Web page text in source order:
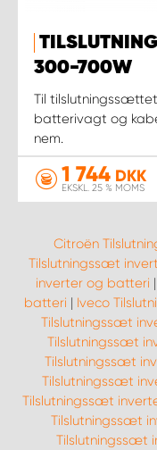
300-700W
Til
batterivagt og
nem.
1 744 DKK
EKSKL. 25 % MOMS
Citroën
Tilslutningssæt
inverter og batteri |
batteri | Iveco
Tilslutningssæt
Tilslutningssæt
Tilslutningssæt
Tilslutningssæt
Tilslutningssæt
Tilslutningssæt
Tilslutningssæt